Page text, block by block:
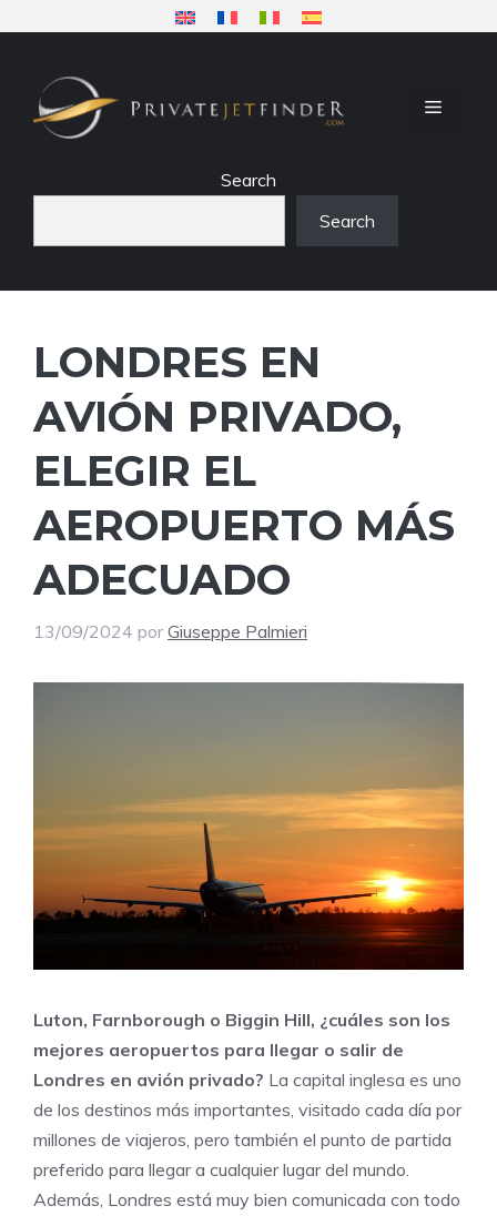
contenido
MENÚ
Search
Search
LONDRES EN
AVIÓN PRIVADO,
ELEGIR EL
AEROPUERTO MÁS
ADECUADO
13/09/2024 por Giuseppe Palmieri
Luton, Farnborough o Biggin Hill, ¿cuáles son los
mejores aeropuertos para llegar o salir de
Londres en avión privado? La capital inglesa es uno
de los destinos más importantes, visitado cada día por
millones de viajeros, pero también el punto de partida
preferido para llegar a cualquier lugar del mundo.
Además, Londres está muy bien comunicada con todo